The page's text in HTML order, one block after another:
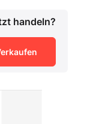
handeln?